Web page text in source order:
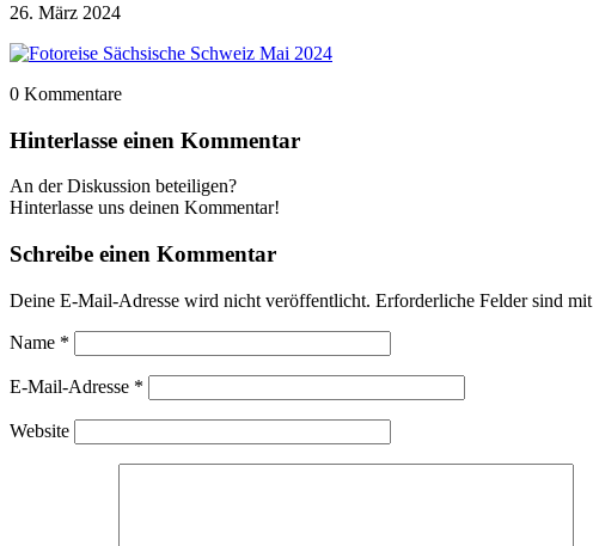
26. März 2024
0 Kommentare
Hinterlasse einen Kommentar
An der Diskussion beteiligen?
Hinterlasse uns deinen Kommentar!
Schreibe einen Kommentar
Deine E-Mail-Adresse wird nicht veröffentlicht. Erforderliche Felder sind mit
Name *
E-Mail-Adresse *
Website